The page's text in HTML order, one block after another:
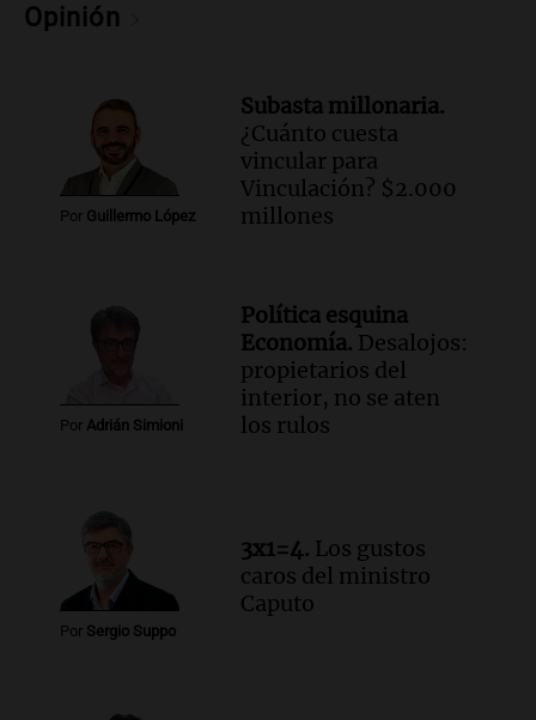
firmó Jorge Messi para el primer
Episodios
Audio.
Joan Gaspart: "Sin Jorge, no sé si
Messi hubiera llegado adonde llegó"
Una mañana para todos
Episodios
Jorge Messi en una entrevista con Rony
Vargas en 2007
Una mañana para todos
Audio.El abuelo de Agostina Vega, tras
Episodios
Audio.
Una nutricionista derribó el mito
del desayuno ideal: qué alimentos
conviene priorizar
Una mañana para todos
Opinión
Por Guillermo López
Subasta millonaria.
¿Cuánto cuesta
vincular para
Vinculación? $2.000
millones
Por Adrián Simioni
Política esquina
Economía. Desalojos:
propietarios del
interior, no se aten
los rulos
Por Sergio Suppo
3x1=4. Los gustos
caros del ministro
Caputo